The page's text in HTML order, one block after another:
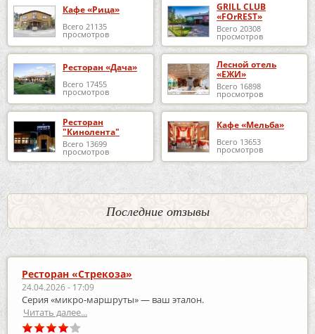
Кафе «Рица»
Всего 21135
просмотров
GRILL CLUB
«FOrREST»
Всего 20308
просмотров
Ресторан «Дача»
Всего 17455
просмотров
Лесной отель
«ЕЖИ»
Всего 16898
просмотров
Ресторан
"Кинолента"
Всего 13699
просмотров
Кафе «Мельба»
Всего 13653
просмотров
Последние отзывы
Ресторан «Стрекоза»
24.04.2026 - 17:09
Серия «микро‑маршруты» — ваш эталон.
Читать далее...